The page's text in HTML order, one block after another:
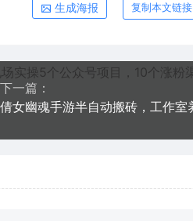
生成海报 复制本文链接
下一篇：